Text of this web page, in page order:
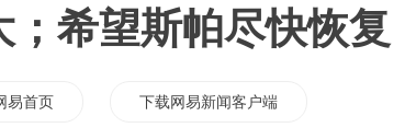
；希望斯帕尽快恢复
易首页 下载网易新闻客户端